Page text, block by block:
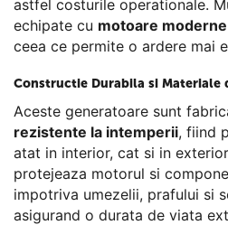
astfel costurile operationale.
echipate cu motoare
ceea ce permite o ardere mai
Constructie Durabila si Materiale
Aceste generatoare sunt
rezistente la intemperii, fiind
atat in interior, cat si in
protejeaza motorul si
impotriva umezelii, prafului si
asigurand o durata de viata